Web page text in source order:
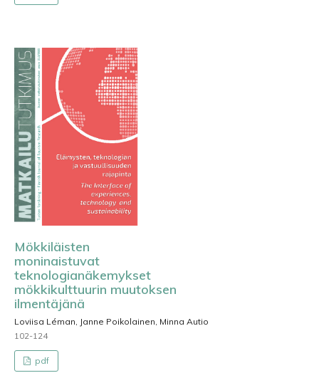
Mökkiläisten
moninaistuvat
teknologianäkemykset
mökkikulttuurin muutoksen
ilmentäjänä
Loviisa Léman, Janne Poikolainen, Minna Autio
102-124
pdf